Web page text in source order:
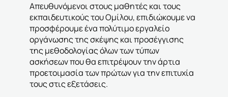
Απευθυνόμενοι στους μαθητές και τους
εκπαιδευτικούς του Ομίλου, επιδιώκουμε να
προσφέρουμε ένα πολύτιμο εργαλείο
οργάνωσης της σκέψης και προσέγγισης
της μεθοδολογίας όλων των τύπων
ασκήσεων που θα επιτρέψουν την άρτια
προετοιμασία των πρώτων για την επιτυχία
τους στις εξετάσεις.